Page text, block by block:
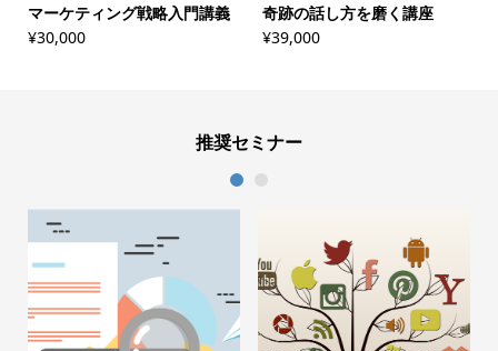
マーケティング戦略入門講義
¥30,000
奇跡の話し方を磨く講座
¥39,000
推奨セミナー
1 2